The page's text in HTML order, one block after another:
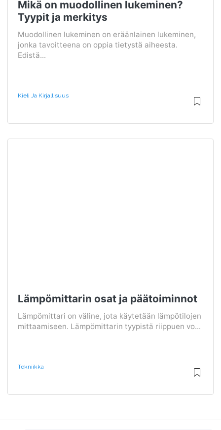
Mikä on muodollinen lukeminen?
Tyypit ja merkitys
Muodollinen lukeminen on eräänlainen lukeminen,
jonka tavoitteena on oppia tietystä aiheesta.
Edistä...
Kieli Ja Kirjallisuus
Lämpömittarin osat ja päätoiminnot
Lämpömittari on väline, jota käytetään lämpötilojen
mittaamiseen. Lämpömittarin tyypistä riippuen vo...
Tekniikka